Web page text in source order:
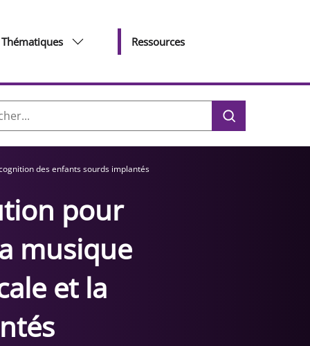
Thématiques Ressources
:
des enfants sourds implantés
pour
musique
et la